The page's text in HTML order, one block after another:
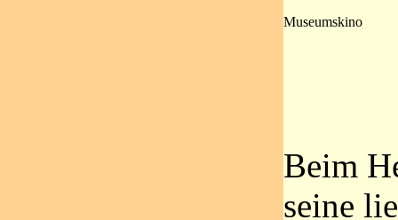
Museumskino
Beim
seine